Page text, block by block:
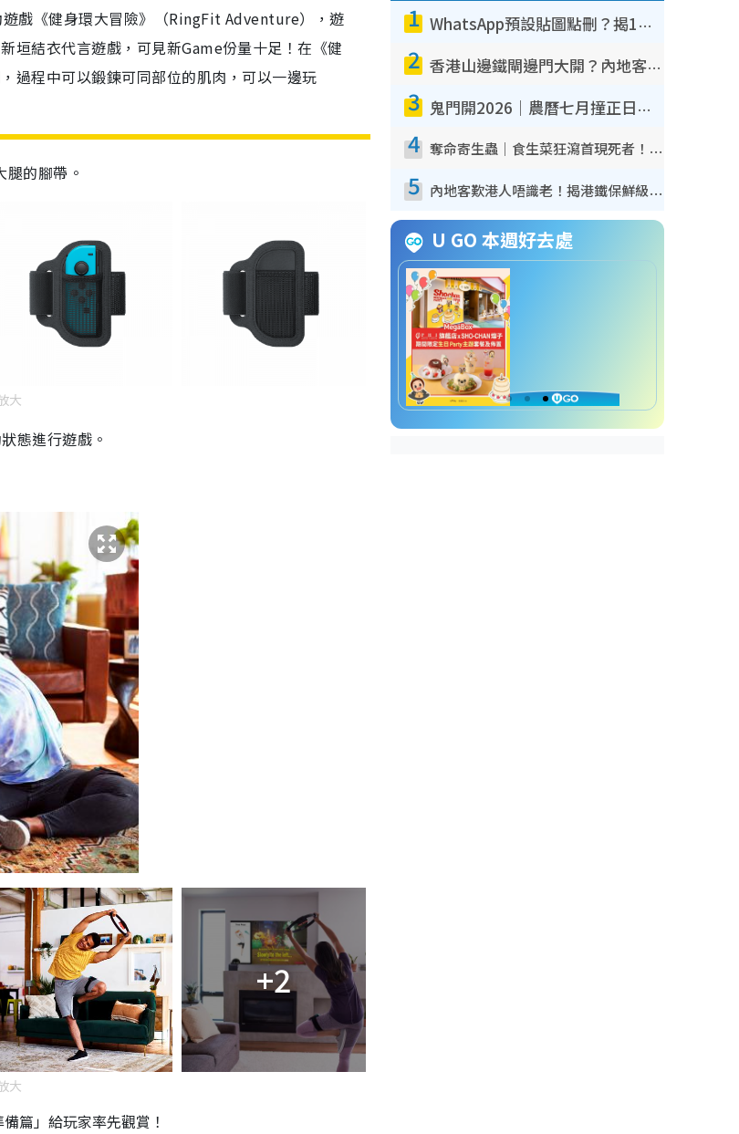
戲《健身環大冒險》（RingFit Adventure），遊
垣結衣代言遊戲，可見新Game份量十足！在《健
過程中可以鍛鍊可同部位的肌肉，可以一邊玩
的腳帶。
大
態進行遊戲。
+2
大
篇」給玩家率先觀賞！
1 WhatsApp預設貼圖點刪？揭1招「反向操作」還原簡潔介面 附3步實測教學
2 香港山邊鐵閘邊門大開？內地客困惑意義何在！網民神回覆：呢種叫法理性防禦
3 鬼門開2026｜農曆七月撞正日全食特別邪？專家警告切忌做一事！揭4大禁忌+2招保平安
4 奪命寄生蟲｜食生菜狂瀉首現死者！疫潮惡化錄1.8萬宗病例 揭洗菜3大謬誤
5 內地客歎港人唔識老！揭港鐵保鮮級冷氣 港人求放過：咪投訴
U GO 本週好去處